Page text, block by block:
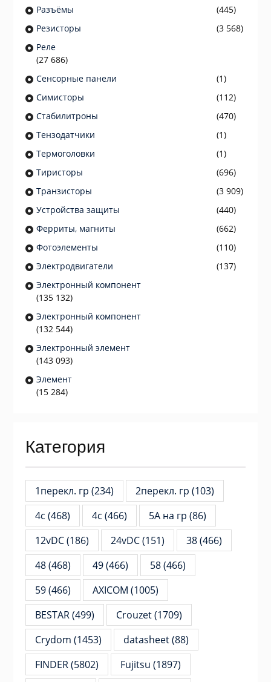
Разъёмы
(445)
Резисторы
(3 568)
Реле
(27 686)
Сенсорные панели
(1)
Симисторы
(112)
Стабилитроны
(470)
Тензодатчики
(1)
Термоголовки
(1)
Тиристоры
(696)
Транзисторы
(3 909)
Устройства защиты
(440)
Ферриты, магниты
(662)
Фотоэлементы
(110)
Электродвигатели
(137)
Электронный компонент
(135 132)
Электронный компонент
(132 544)
Электронный элемент
(143 093)
Элемент
(15 284)
Категория
1перекл. гр (234) 2перекл. гр (103)
4c (468) 4с (466) 5А на гр (86)
12vDC(186) 24vDC(151) 38(466)
48(468) 49(466) 58(466)
59(466) AXICOM (1005)
BESTAR(499) Crouzet(1709)
Crydom (1453) datasheet(88)
FINDER(5802) Fujitsu (1897)